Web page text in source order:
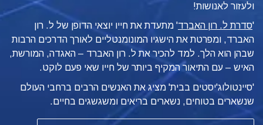
ולעזור לאנושות!
'סדרת ל. רון האברד' מתעדת את חייו יוצאי הדופן של ל. רון
האברד, ומפרטת את הישגיו המונומנטליים לאורך הדרכים הרבות
שבהן הוא הלך. למד להכיר את ל. רון האברד – האגדה, המורשת,
האיש – עם התיאור המקיף ביותר של חייו שאי פעם לוקט.
'סיינטולוג'יסטים בבית' מציג את האנשים הרבים ברחבי העולם
שנשארים בטוחים, נשארים בריאים ומשגשגים בחיים.